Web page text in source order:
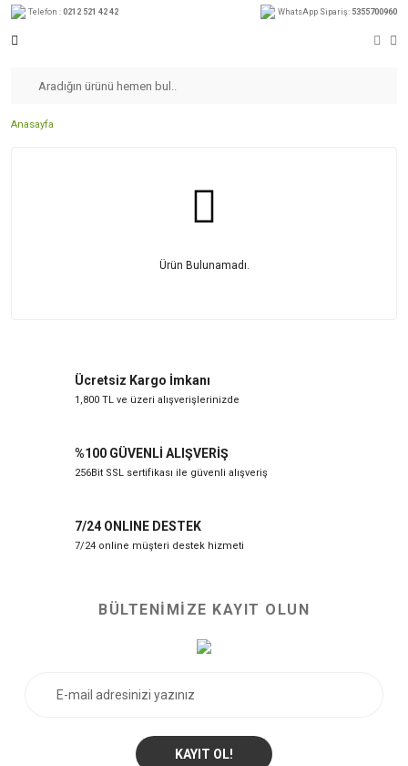
Telefon : 0212 521 42 42 WhatsApp Sipariş: 5355700960
Anasayfa
Ürün Bulunamadı.
Ücretsiz Kargo İmkanı
1,800 TL ve üzeri alışverişlerinizde
%100 GÜVENLİ ALIŞVERİŞ
256Bit SSL sertifikası ile güvenli alışveriş
7/24 ONLINE DESTEK
7/24 online müşteri destek hizmeti
BÜLTENİMİZE KAYIT OLUN
KAYIT OL!